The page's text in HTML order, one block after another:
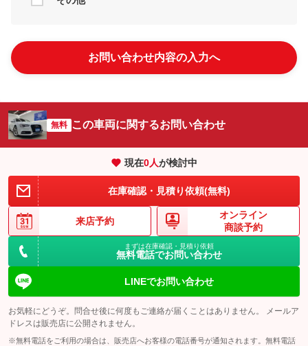
お問い合わせ内容の入力へ
無料 この車両に関するお問い合わせ
現在0人が検討中
在庫確認・見積り依頼(無料)
来店予約
オンライン
商談予約
まずは在庫確認・見積り依頼
無料電話でお問い合わせ
LINEでお問い合わせ
お気軽にどうぞ。問合せ後に何度もご連絡が届くことはありません。 メールア
ドレスは販売店に公開されません。
※無料電話をご利用の場合は、販売店へお客様の電話番号が通知されます。無料電話